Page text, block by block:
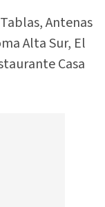
Antenas
Alta Sur, El
Casa